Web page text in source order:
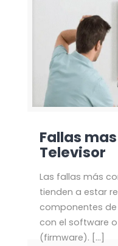
Fallas
Televisor
Las fallas más
tienden a estar
componentes
con el software
(firmware). […]